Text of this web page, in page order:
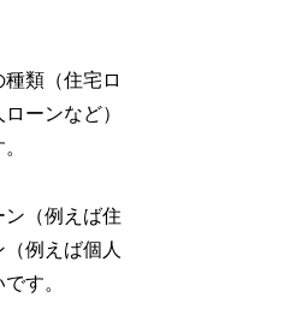
類（住宅ロ
ーンなど）
（例えば住
例えば個人
す。